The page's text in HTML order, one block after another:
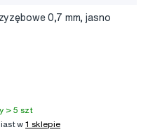
0,7 mm, jasno
> 5 szt
w1 sklepie